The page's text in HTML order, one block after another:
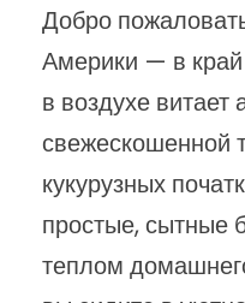
Добро
Америки — в край
в воздухе витает
свежескошенной
кукурузных
простые, сытные
теплом